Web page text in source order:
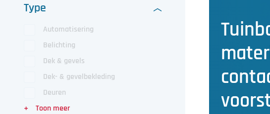
Type
Automatisering
Belichting
Dek & gevels
Dek- & gevelbekleding
Deuren